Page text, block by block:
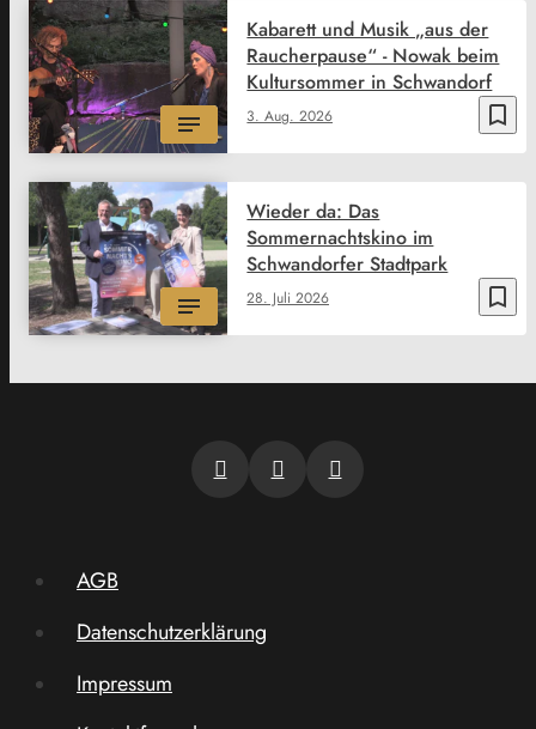
bookmark_border
3. Aug. 2026
Kabarett und Musik „aus der
Raucherpause“ - Nowak beim
Kultursommer in Schwandorf
bookmark_border
28. Juli 2026
Wieder da: Das
Sommernachtskino im
Schwandorfer Stadtpark
AGB
Datenschutzerklärung
Impressum